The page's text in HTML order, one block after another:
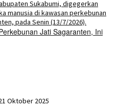
Jati Sagaranten, Ini
Oktober 2025